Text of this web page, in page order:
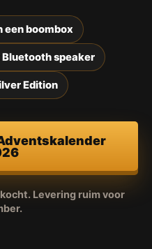
een boombox
Bluetooth speaker
Edition
Levering ruim voor